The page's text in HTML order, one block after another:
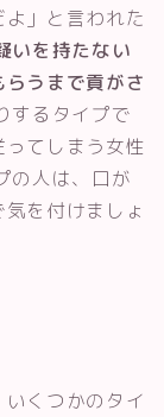
」と言われた
いを持たない
うまで貢がさ
するタイプで
てしまう女性
の人は、口が
を付けましょ
くつかのタイ